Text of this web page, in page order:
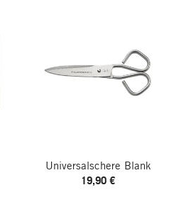
Universalschere Blank
19,90 €